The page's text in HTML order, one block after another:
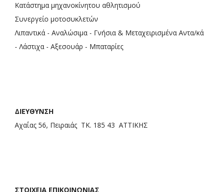
Κατάστημα μηχανοκίνητου αθλητισμού
Συνεργείο μοτοσυκλετών
Λιπαντικά - Αναλώσιμα - Γνήσια & Μεταχειρισμένα Αντα/κά
- Λάστιχα - Αξεσουάρ - Μπαταρίες
ΔΙΕΥΘΥΝΣΗ
Αχαΐας 56, Πειραιάς ΤΚ. 185 43 ΑΤΤΙΚΗΣ
ΣΤΟΙΧΕΙΑ ΕΠΙΚΟΙΝΩΝΙΑΣ